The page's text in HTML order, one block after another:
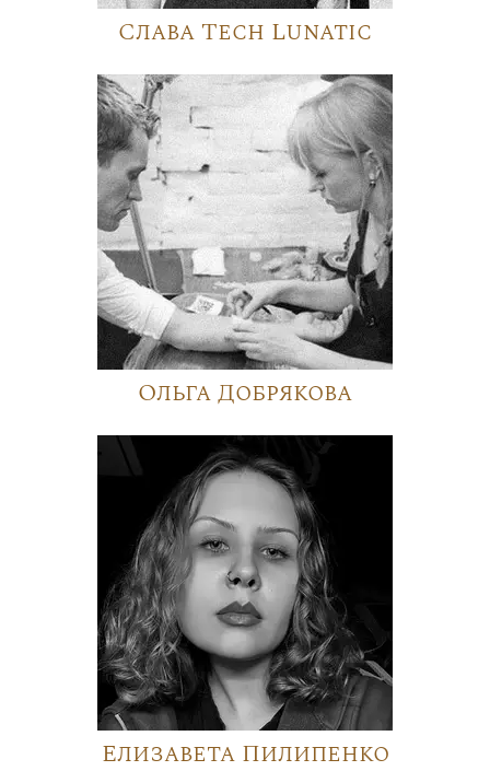
Слава Tech Lunatic
Ольга Добрякова
Елизавета Пилипенко